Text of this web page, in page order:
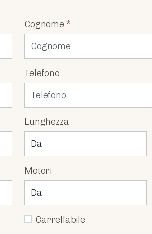
Cognome *
Telefono
Lunghezza
Motori
Carrellabile